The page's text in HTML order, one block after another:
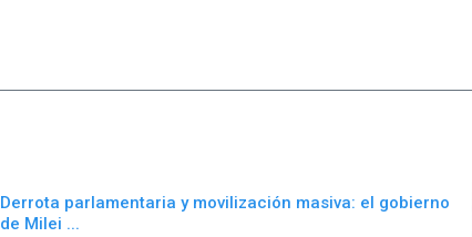
Derrota parlamentaria y movilización masiva: el gobierno
de Milei ...